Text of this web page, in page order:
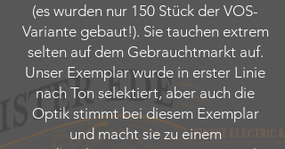
(es wurden nur 150 Stück der VOS-
Variante gebaut!). Sie tauchen extrem
selten auf dem Gebrauchtmarkt auf.
Unser Exemplar wurde in erster Linie
nach Ton selektiert, aber auch die
Optik stimmt bei diesem Exemplar
und macht sie zu einem